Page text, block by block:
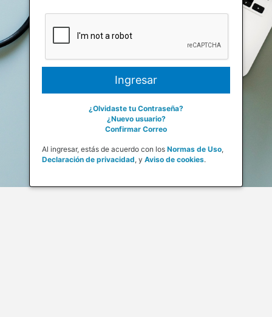
¿Olvidaste tu Contraseña?
¿Nuevo usuario?
Confirmar Correo
Al ingresar, estás de acuerdo con los Normas de Uso,
Declaración de privacidad, y Aviso de cookies.